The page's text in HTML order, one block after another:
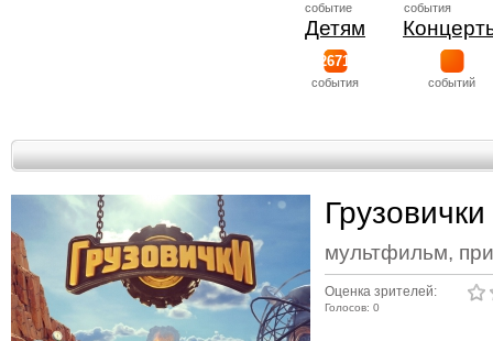
событиe события
Детям
2671
события событий
Грузовички
мультфильм,
Оценка зрителей:
Голосов: 0